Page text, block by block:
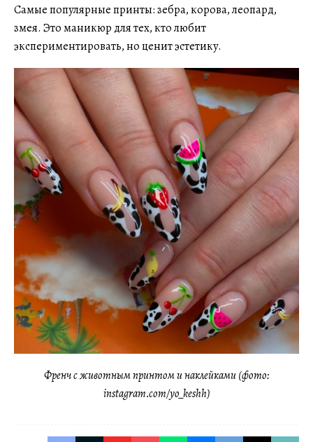
Самые популярные принты: зебра, корова, леопард,
змея. Это маникюр для тех, кто любит
экспериментировать, но ценит эстетику.
Френч с животным принтом и наклейками (фото:
instagram.com/yo_keshh)